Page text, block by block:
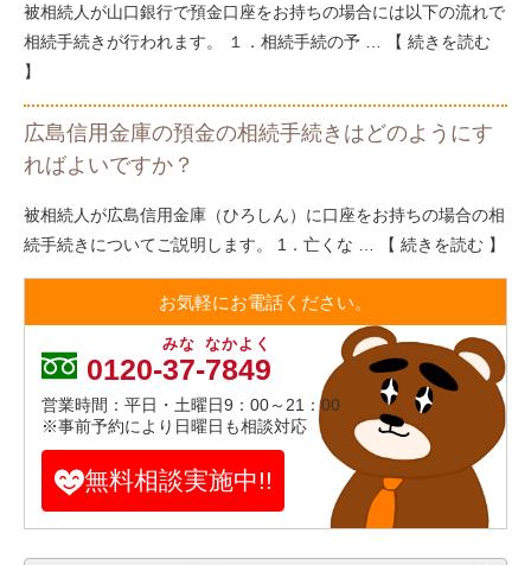
被相続人が山口銀行で預金口座をお持ちの場合には以下の流れで
相続手続きが行われます。 １．相続手続の予 …
続きを読む
広島信用金庫の預金の相続手続きはどのようにす
ればよいですか？
被相続人が広島信用金庫（ひろしん）に口座をお持ちの場合の相
続手続きについてご説明します。 1．亡くな …
続きを読む
お気軽にお電話ください。
0120-37
みな
-7849
なかよく
営業時間：平日・土曜日9：00～21：00
※事前予約により日曜日も相談対応
無料相談実施中!!